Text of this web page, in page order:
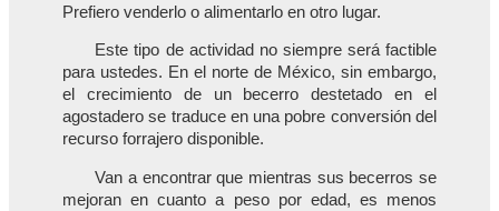
Prefiero venderlo o alimentarlo en otro lugar.
Este tipo de actividad no siempre será factible
para ustedes. En el norte de México, sin embargo,
el crecimiento de un becerro destetado en el
agostadero se traduce en una pobre conversión del
recurso forrajero disponible.
Van a encontrar que mientras sus becerros se
mejoran en cuanto a peso por edad, es menos